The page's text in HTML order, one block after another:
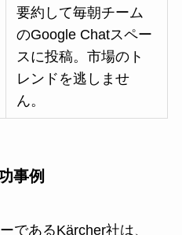
要約して毎朝チーム
のGoogle Chatスペー
スに投稿。市場のト
レンドを逃しませ
ん。
事例
であるKärcher社は、